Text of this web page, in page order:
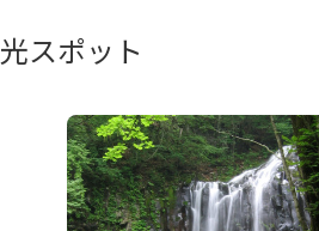
スポット